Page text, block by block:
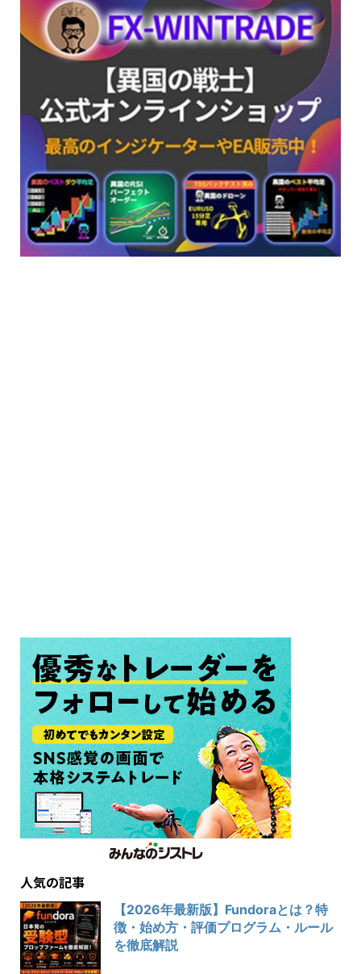
人気の記事
【2026年最新版】Fundoraとは？特
徴・始め方・評価プログラム・ルール
を徹底解説